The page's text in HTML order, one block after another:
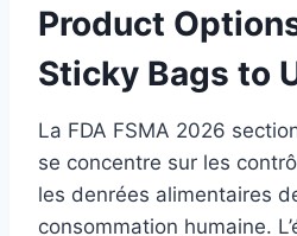
Product
Sticky Bags to
La FDA FSMA 2026
se concentre sur les
les denrées alimentaires
consommation humaine.